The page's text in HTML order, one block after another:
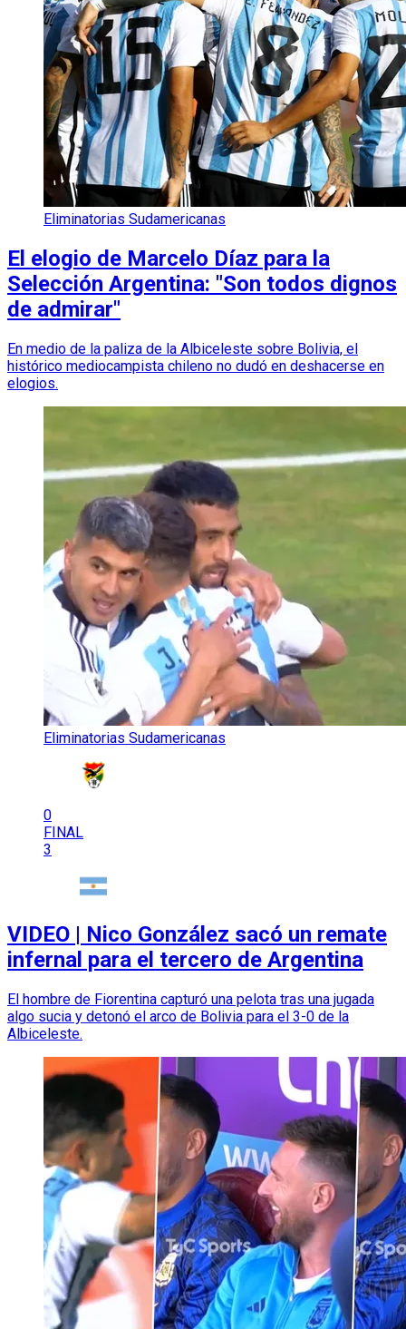
Eliminatorias Sudamericanas
El elogio de Marcelo Díaz para la
Selección Argentina: "Son todos dignos
de admirar"
En medio de la paliza de la Albiceleste sobre Bolivia, el
histórico mediocampista chileno no dudó en deshacerse en
elogios.
Eliminatorias Sudamericanas
0
FINAL
3
VIDEO | Nico González sacó un remate
infernal para el tercero de Argentina
El hombre de Fiorentina capturó una pelota tras una jugada
algo sucia y detonó el arco de Bolivia para el 3-0 de la
Albiceleste.